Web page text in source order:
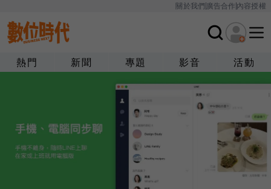
關於我們廣告合作內容授權
熱門 新聞 專題 影音 活動